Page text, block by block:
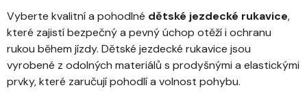
Vyberte kvalitní a pohodlné dětské jezdecké rukavice,
které zajistí bezpečný a pevný úchop otěží i ochranu
rukou během jízdy. Dětské jezdecké rukavice jsou
vyrobené z odolných materiálů s prodyšnými a elastickými
prvky, které zaručují pohodlí a volnost pohybu.